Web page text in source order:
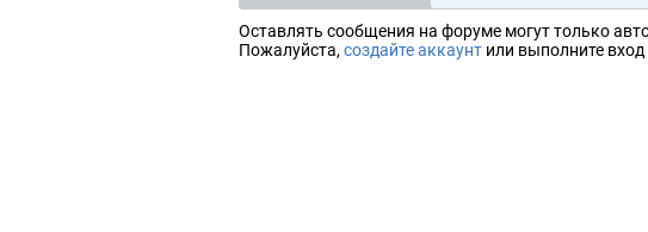
Оставлять сообщения на форуме могут только
Пожалуйста, создайте аккаунт или выполните вход